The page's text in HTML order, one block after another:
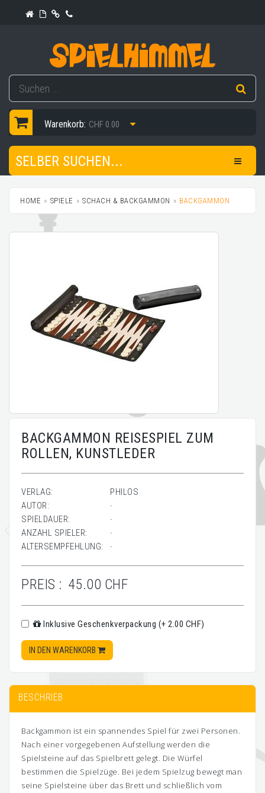
Warenkorb: CHF 0.00
SELBER SUCHEN...
HOME SPIELE SCHACH & BACKGAMMON BACKGAMMON
BACKGAMMON REISESPIEL ZUM
ROLLEN, KUNSTLEDER
VERLAG:
PHILOS
AUTOR:
-
SPIELDAUER:
-
ANZAHL SPIELER:
-
ALTERSEMPFEHLUNG:
-
PREIS : 45.00 CHF
Inklusive Geschenkverpackung (+ 2.00 CHF)
IN DEN WARENKORB
BESCHRIEB
Backgammon ist ein spannendes Spiel für zwei Personen.
Nach einer vorgegebenen Aufstellung werden die
Spielsteine auf das Spielbrett gelegt. Die Würfel
bestimmen die Spielzüge. Bei jedem Spielzug bewegt man
seine Spielsteine über das Brett und schließlich vom